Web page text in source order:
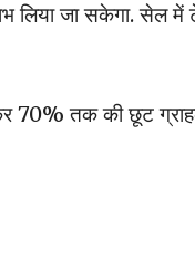
जा सकेगा. सेल में
70% तक की छूट